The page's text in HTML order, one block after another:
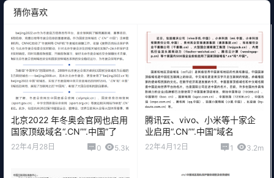
猜你喜欢
北京2022 年冬奥会官网也启用
国家顶级域名“.CN”“.中国”了
22年4月28日 0 5.3k
腾讯云、vivo、小米等十家企
业启用“.CN”“.中国”域名￼
22年4月12日 1 3.2m